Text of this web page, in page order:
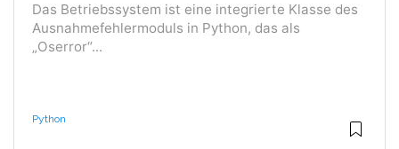
Das Betriebssystem ist eine integrierte Klasse des
Ausnahmefehlermoduls in Python, das als
„Oserror“...
Python